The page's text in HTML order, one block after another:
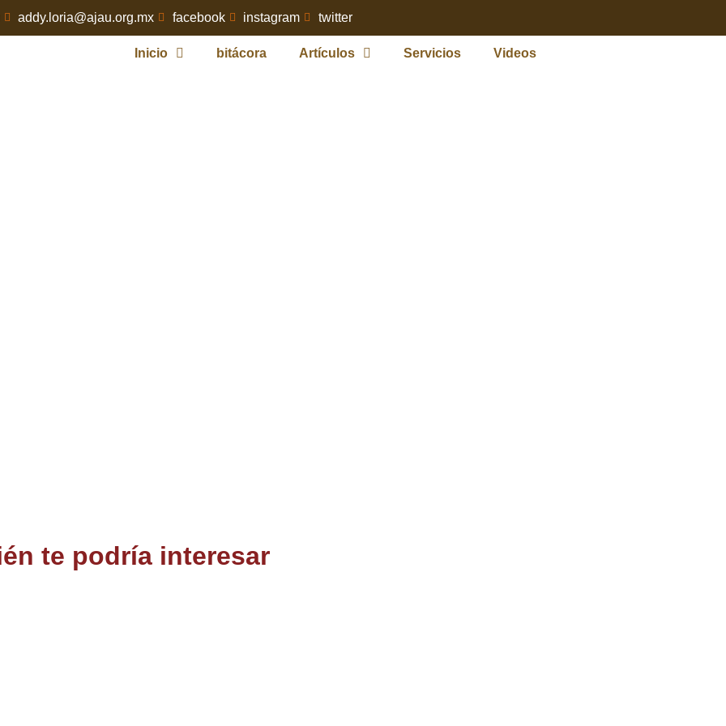
addy.loria@ajau.org.mx facebook instagram twitter
Inicio bitácora Artículos Servicios Videos
te podría interesar